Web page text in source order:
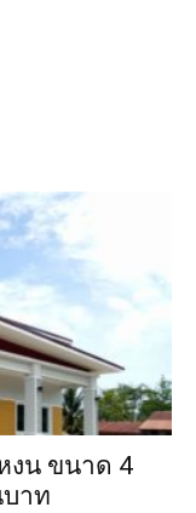
งน ขนาด 4
าท